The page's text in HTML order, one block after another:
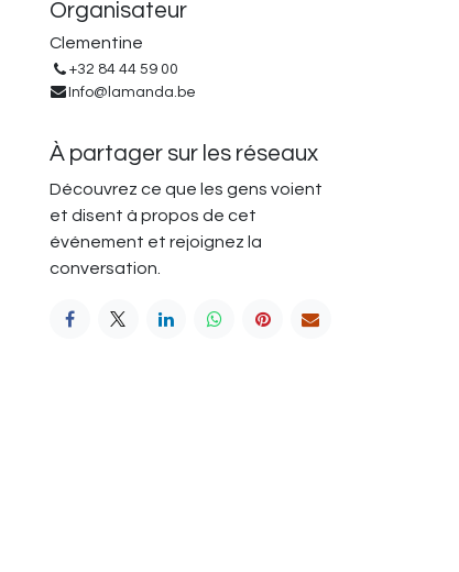
Organisateur
Clementine
+32 84 44 59 00
Info@lamanda.be
À partager sur les réseaux
Découvrez ce que les gens voient
et disent à propos de cet
événement et rejoignez la
conversation.